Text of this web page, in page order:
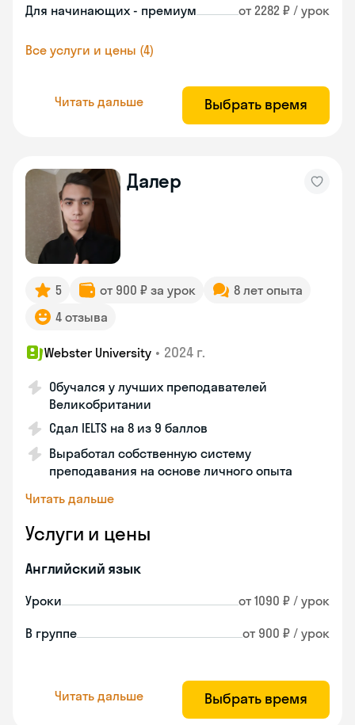
Для начинающих - премиум от 2282 ₽ / урок
Все услуги и цены (4)
Читать дальше Выбрать время
Далер
5 от 900 ₽ за урок
8 лет опыта
4 отзыва
Webster University • 2024 г.
Обучался у лучших преподавателей
Великобритании
Сдал IELTS на 8 из 9 баллов
Выработал собственную систему
преподавания на основе личного опыта
Читать дальше
Услуги и цены
Английский язык
Уроки от 1090 ₽ / урок
В группе от 900 ₽ / урок
Читать дальше Выбрать время